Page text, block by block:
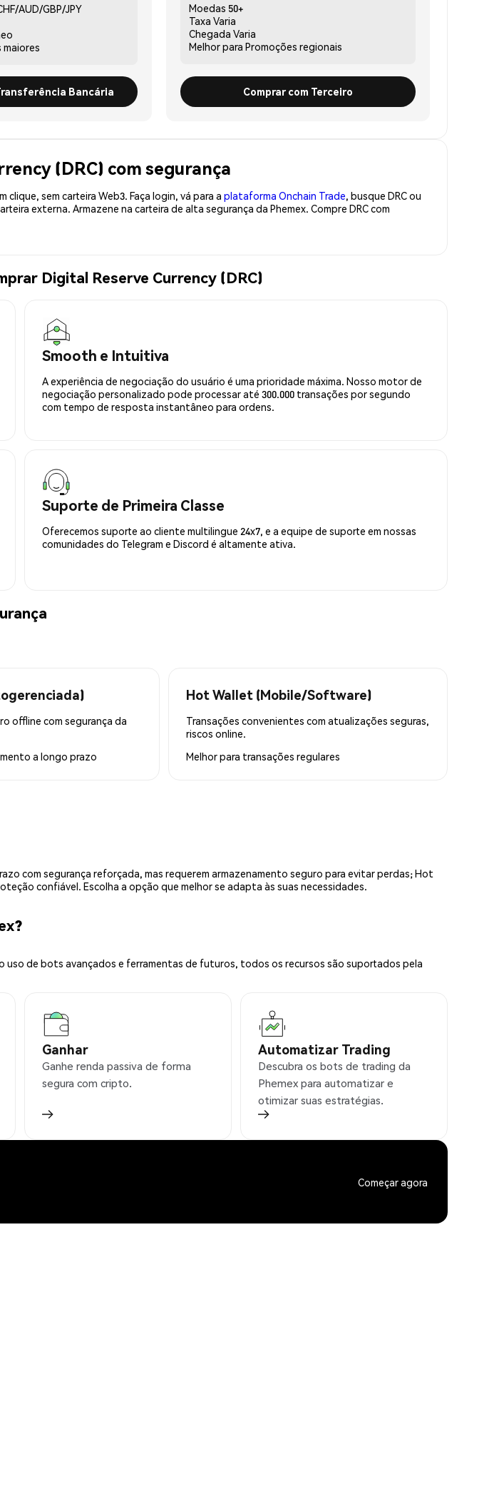
AUD/GBP/JPY
maiores
Bancária
Moedas 50+
Taxa Varia
Chegada Varia
Melhor para Promoções regionais
Comprar com Terceiro
(DRC) com segurança
sem carteira Web3. Faça login, vá para a plataforma Onchain Trade, busque DRC ou
externa. Armazene na carteira de alta segurança da Phemex. Compre DRC com
Digital Reserve Currency (DRC)
Smooth e Intuitiva
A experiência de negociação do usuário é uma prioridade máxima. Nosso motor de
negociação personalizado pode processar até 300.000 transações por segundo
com tempo de resposta instantâneo para ordens.
Suporte de Primeira Classe
Oferecemos suporte ao cliente multilingue 24x7, e a equipe de suporte em nossas
comunidades do Telegram e Discord é altamente ativa.
offline com segurança da
a longo prazo
Hot Wallet (Mobile/Software)
Transações convenientes com atualizações seguras,
riscos online.
Melhor para transações regulares
com segurança reforçada, mas requerem armazenamento seguro para evitar perdas; Hot
confiável. Escolha a opção que melhor se adapta às suas necessidades.
uso de bots avançados e ferramentas de futuros, todos os recursos são suportados pela
Ganhar
Ganhe renda passiva de forma
segura com cripto.
Automatizar Trading
Descubra os bots de trading da
Phemex para automatizar e
otimizar suas estratégias.
Começar agora